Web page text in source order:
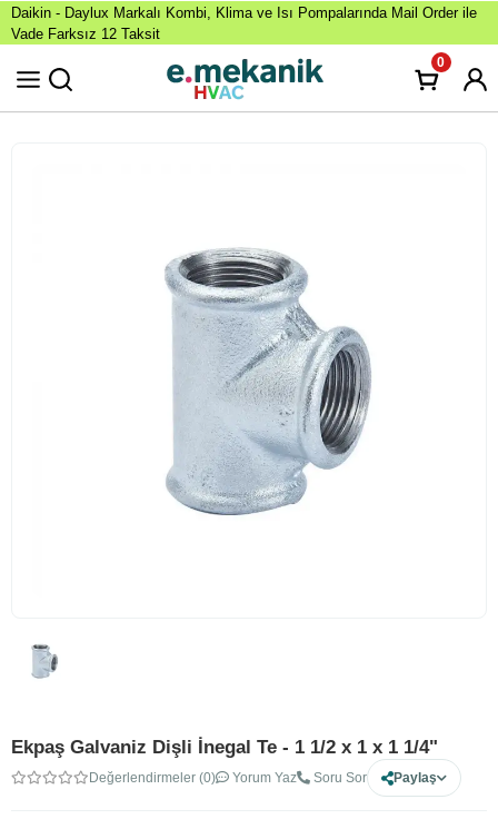
Daikin - Daylux Markalı Kombi, Klima ve Isı Pompalarında Mail Order ile
Vade Farksız 12 Taksit
0
Ekpaş Galvaniz Dişli İnegal Te - 1 1/2 x 1 x 1 1/4"
Değerlendirmeler (0) Yorum Yaz Soru Sor Paylaş